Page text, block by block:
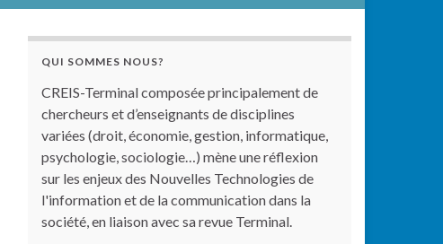
QUI SOMMES NOUS?
CREIS-Terminal composée principalement de
chercheurs et d’enseignants de disciplines
variées (droit, économie, gestion, informatique,
psychologie, sociologie…) mène une réflexion
sur les enjeux des Nouvelles Technologies de
l'information et de la communication dans la
société, en liaison avec sa revue Terminal.